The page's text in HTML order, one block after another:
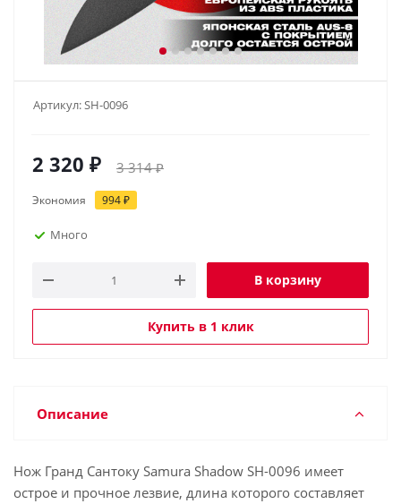
Артикул:SH-0096
2 320 ₽ 3 314₽
Экономия 994₽
Много
В корзину
Купить в 1 клик
Описание
Нож Гранд Сантоку Samura Shadow SH-0096 имеет
острое и прочное лезвие, длина которого составляет